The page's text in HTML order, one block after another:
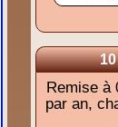
Remise à
par an,